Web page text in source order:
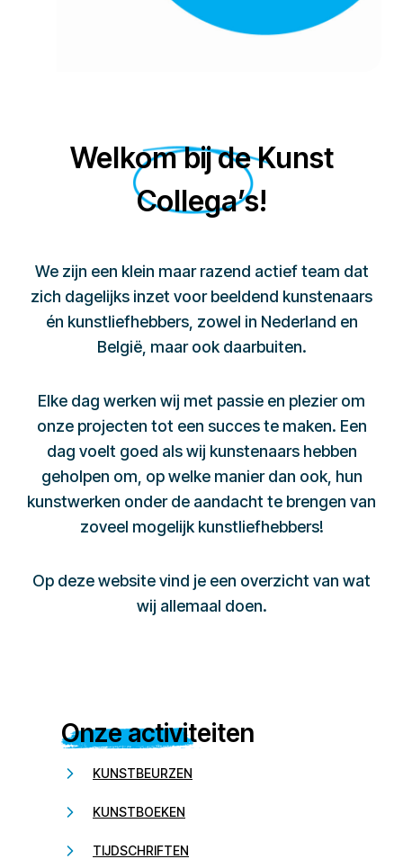
Welkom bij de Kunst
Collega’s!
We zijn een klein maar razend actief team dat
zich dagelijks inzet voor beeldend kunstenaars
én kunstliefhebbers, zowel in Nederland en
België, maar ook daarbuiten.
Elke dag werken wij met passie en plezier om
onze projecten tot een succes te maken. Een
dag voelt goed als wij kunstenaars hebben
geholpen om, op welke manier dan ook, hun
kunstwerken onder de aandacht te brengen van
zoveel mogelijk kunstliefhebbers!
Op deze website vind je een overzicht van wat
wij allemaal doen.
Onze activiteiten
KUNSTBEURZEN
KUNSTBOEKEN
TIJDSCHRIFTEN